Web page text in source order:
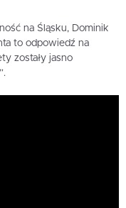
na Śląsku, Dominik
to odpowiedź na
zostały jasno